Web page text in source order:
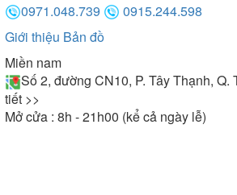
0971.048.739
0915.244.598
Giới thiệu Bản đồ
Miền nam
Số 2, đường CN10, P. Tây Thạnh, Q.
tiết >>
Mở cửa : 8h - 21h00 (kể cả ngày lễ)